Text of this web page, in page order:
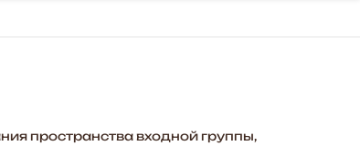
пространства входной группы,